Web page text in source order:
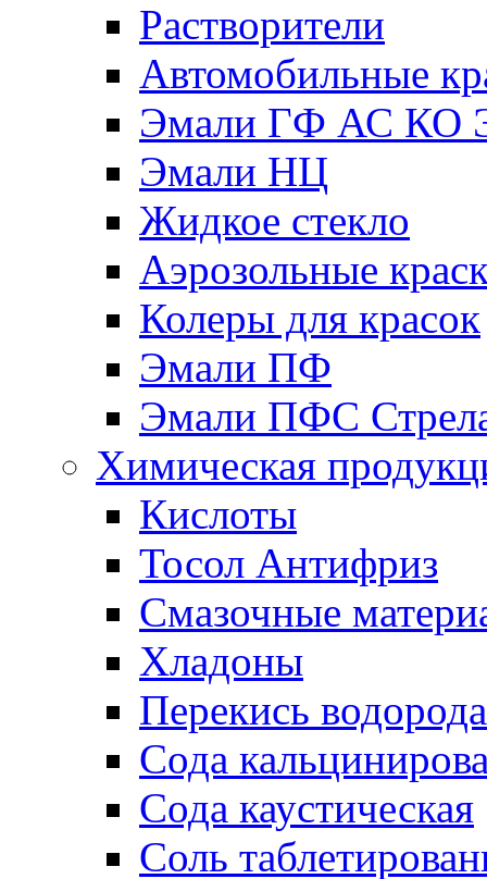
Растворители
Автомобильные
Эмали ГФ АС КО
Эмали НЦ
Жидкое стекло
Аэрозольные
Колеры для красок
Эмали ПФ
Эмали ПФС
Химическая
Кислоты
Тосол Антифриз
Смазочные
Хладоны
Перекись водорода
Сода
Сода каустическая
Соль